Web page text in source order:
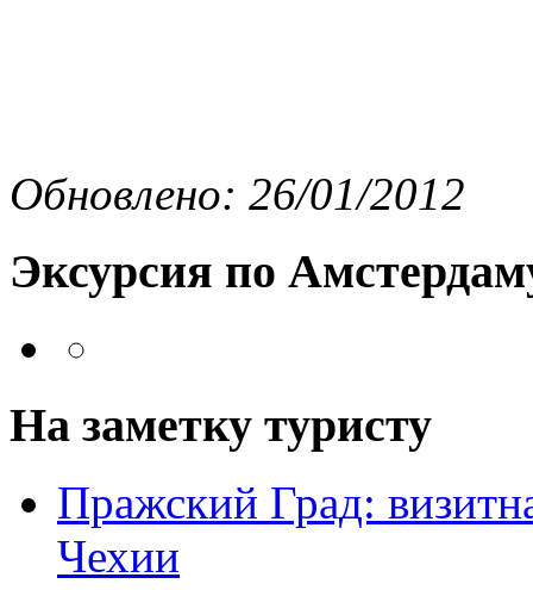
Обновлено: 26/01/2012
Эксурсия по
На заметку туристу
Пражский Град:
Чехии